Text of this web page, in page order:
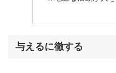
与えるに徹する